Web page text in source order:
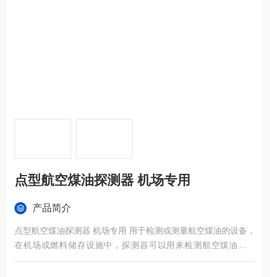
点型航空煤油探测器 机场专用
产品简介
点型航空煤油探测器 机场专用 用于检测或测量航空煤油的设备，
在机场或燃料储存设施中，探测器可以用来检测航空煤油的泄
漏。